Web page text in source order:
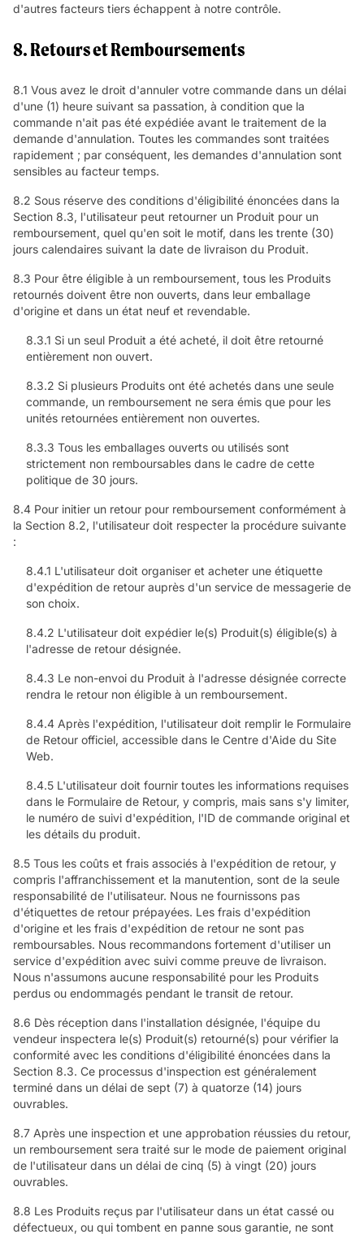
d'autres facteurs tiers échappent à notre contrôle.
8. Retours et Remboursements
8.1 Vous avez le droit d'annuler votre commande dans un délai
d'une (1) heure suivant sa passation, à condition que la
commande n'ait pas été expédiée avant le traitement de la
demande d'annulation. Toutes les commandes sont traitées
rapidement ; par conséquent, les demandes d'annulation sont
sensibles au facteur temps.
8.2 Sous réserve des conditions d'éligibilité énoncées dans la
Section 8.3, l'utilisateur peut retourner un Produit pour un
remboursement, quel qu'en soit le motif, dans les trente (30)
jours calendaires suivant la date de livraison du Produit.
8.3 Pour être éligible à un remboursement, tous les Produits
retournés doivent être non ouverts, dans leur emballage
d'origine et dans un état neuf et revendable.
8.3.1 Si un seul Produit a été acheté, il doit être retourné
entièrement non ouvert.
8.3.2 Si plusieurs Produits ont été achetés dans une seule
commande, un remboursement ne sera émis que pour les
unités retournées entièrement non ouvertes.
8.3.3 Tous les emballages ouverts ou utilisés sont
strictement non remboursables dans le cadre de cette
politique de 30 jours.
8.4 Pour initier un retour pour remboursement conformément à
la Section 8.2, l'utilisateur doit respecter la procédure suivante
:
8.4.1 L'utilisateur doit organiser et acheter une étiquette
d'expédition de retour auprès d'un service de messagerie de
son choix.
8.4.2 L'utilisateur doit expédier le(s) Produit(s) éligible(s) à
l'adresse de retour désignée.
8.4.3 Le non-envoi du Produit à l'adresse désignée correcte
rendra le retour non éligible à un remboursement.
8.4.4 Après l'expédition, l'utilisateur doit remplir le Formulaire
de Retour officiel, accessible dans le Centre d'Aide du Site
Web.
8.4.5 L'utilisateur doit fournir toutes les informations requises
dans le Formulaire de Retour, y compris, mais sans s'y limiter,
le numéro de suivi d'expédition, l'ID de commande original et
les détails du produit.
8.5 Tous les coûts et frais associés à l'expédition de retour, y
compris l'affranchissement et la manutention, sont de la seule
responsabilité de l'utilisateur. Nous ne fournissons pas
d'étiquettes de retour prépayées. Les frais d'expédition
d'origine et les frais d'expédition de retour ne sont pas
remboursables. Nous recommandons fortement d'utiliser un
service d'expédition avec suivi comme preuve de livraison.
Nous n'assumons aucune responsabilité pour les Produits
perdus ou endommagés pendant le transit de retour.
8.6 Dès réception dans l'installation désignée, l'équipe du
vendeur inspectera le(s) Produit(s) retourné(s) pour vérifier la
conformité avec les conditions d'éligibilité énoncées dans la
Section 8.3. Ce processus d'inspection est généralement
terminé dans un délai de sept (7) à quatorze (14) jours
ouvrables.
8.7 Après une inspection et une approbation réussies du retour,
un remboursement sera traité sur le mode de paiement original
de l'utilisateur dans un délai de cinq (5) à vingt (20) jours
ouvrables.
8.8 Les Produits reçus par l'utilisateur dans un état cassé ou
défectueux, ou qui tombent en panne sous garantie, ne sont